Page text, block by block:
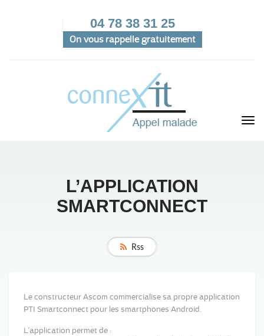
04 78 38 31 25
On vous rappelle gratuitement
L’APPLICATION
SMARTCONNECT
Rss
Le constructeur Ascom commercialise sa propre application
PTI Smartconnect pour les smartphones Android.
L’application permet de :